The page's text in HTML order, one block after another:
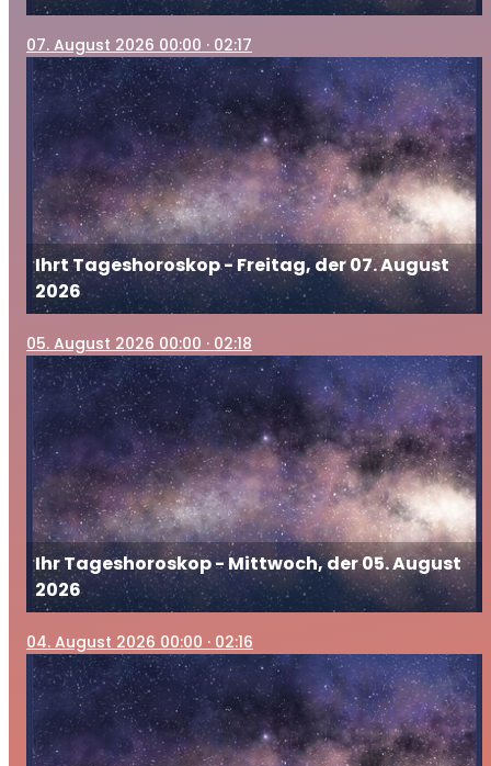
07. August 2026 00:00 · 02:17
Ihrt Tageshoroskop - Freitag, der 07. August
2026
05. August 2026 00:00 · 02:18
Ihr Tageshoroskop - Mittwoch, der 05. August
2026
04. August 2026 00:00 · 02:16